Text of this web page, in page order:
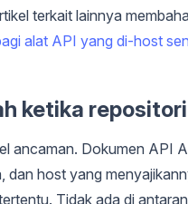
terkait lainnya
alat API yang di-host
ketika
ancaman. Dokumen API
dan host yang
Tidak ada di